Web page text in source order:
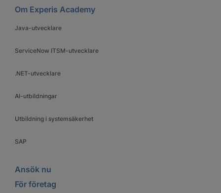
Om Experis Academy
Java-utvecklare
ServiceNow ITSM-utvecklare
.NET-utvecklare
AI-utbildningar
Utbildning i systemsäkerhet
SAP
Ansök nu
För företag